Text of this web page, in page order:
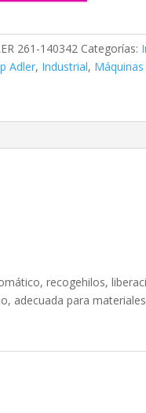
261-140342 Categorías:
Adler, Industrial,
recogehilos,
adecuada para